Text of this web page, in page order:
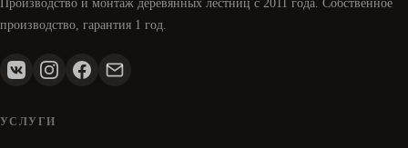
производство, гарантия 1 год.
УСЛУГИ